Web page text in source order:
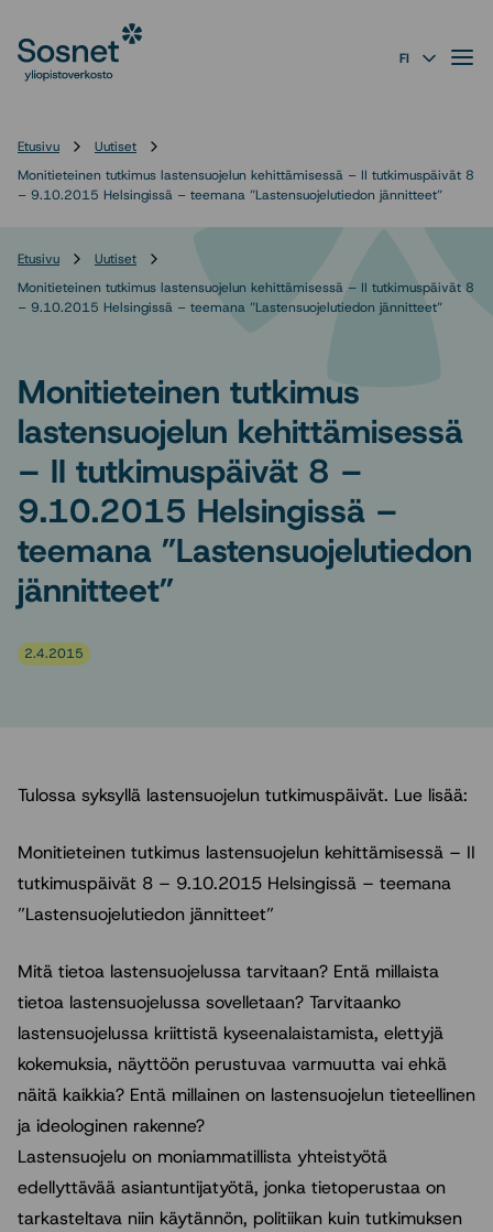
suoraan
sisältöön
FI
Etusivu
Uutiset
Monitieteinen tutkimus lastensuojelun kehittämisessä – II tutkimuspäivät 8
– 9.10.2015 Helsingissä – teemana ”Lastensuojelutiedon jännitteet”
Etusivu
Uutiset
Monitieteinen tutkimus lastensuojelun kehittämisessä – II tutkimuspäivät 8
– 9.10.2015 Helsingissä – teemana ”Lastensuojelutiedon jännitteet”
Monitieteinen tutkimus
lastensuojelun kehittämisessä
– II tutkimuspäivät 8 –
9.10.2015 Helsingissä –
teemana ”Lastensuojelutiedon
jännitteet”
2.4.2015
Tulossa syksyllä lastensuojelun tutkimuspäivät. Lue lisää:
Monitieteinen tutkimus lastensuojelun kehittämisessä – II
tutkimuspäivät 8 – 9.10.2015 Helsingissä – teemana
”Lastensuojelutiedon jännitteet”
Mitä tietoa lastensuojelussa tarvitaan? Entä millaista
tietoa lastensuojelussa sovelletaan? Tarvitaanko
lastensuojelussa kriittistä kyseenalaistamista, elettyjä
kokemuksia, näyttöön perustuvaa varmuutta vai ehkä
näitä kaikkia? Entä millainen on lastensuojelun tieteellinen
ja ideologinen rakenne?
Lastensuojelu on moniammatillista yhteistyötä
edellyttävää asiantuntijatyötä, jonka tietoperustaa on
tarkasteltava niin käytännön, politiikan kuin tutkimuksen